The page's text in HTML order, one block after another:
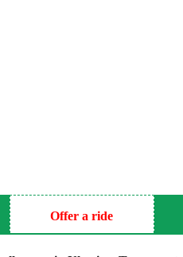
Offer a ride